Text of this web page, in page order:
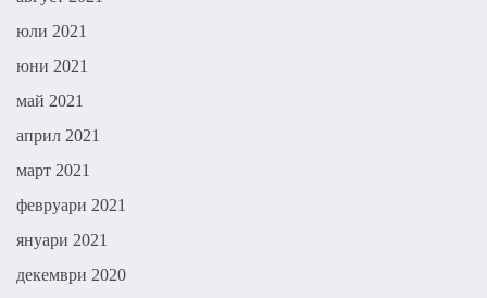
юли 2021
юни 2021
май 2021
април 2021
март 2021
февруари 2021
януари 2021
декември 2020